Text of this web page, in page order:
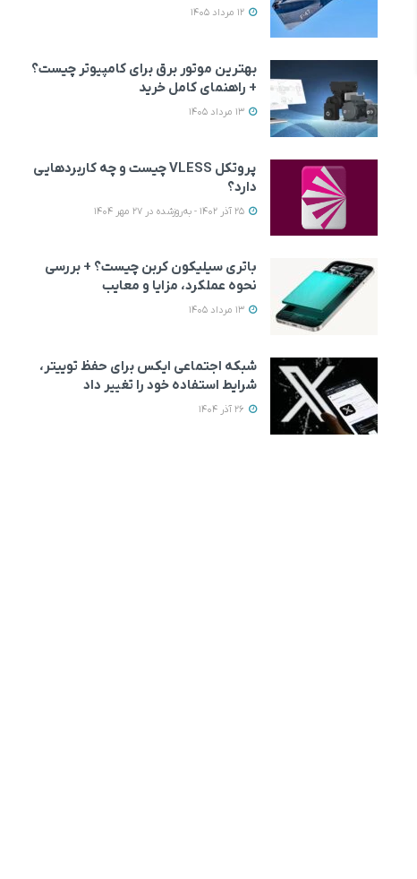
بهترین موتور برق برای کامپیوتر چیست؟
+ راهنمای کامل خرید
پروتکل VLESS چیست و چه کاربردهایی
دارد؟
باتری سیلیکون کربن چیست؟ + بررسی
نحوه عملکرد، مزایا و معایب
شبکه اجتماعی ایکس برای حفظ توییتر،
شرایط استفاده خود را تغییر داد